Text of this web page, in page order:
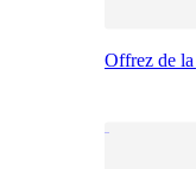
Offrez de